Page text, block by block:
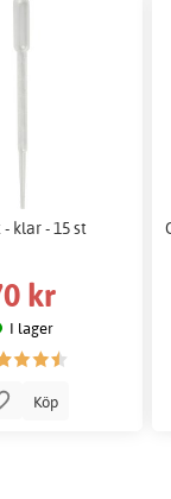
klar - 15 st
kr
I lager
Köp